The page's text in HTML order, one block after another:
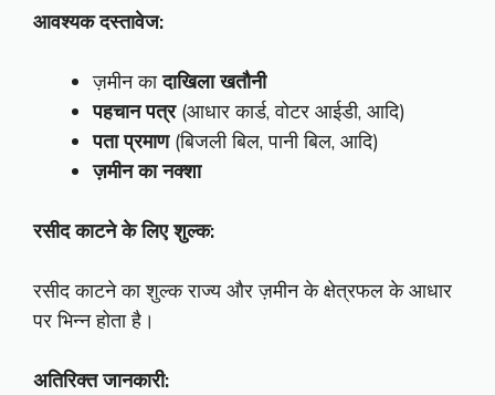
आवश्यक दस्तावेज:
ज़मीन कादाखिला खतौनी
पहचान पत्र(आधार कार्ड, वोटर आईडी, आदि)
पता प्रमाण(बिजली बिल, पानी बिल, आदि)
ज़मीन का नक्शा
रसीद काटने के लिए शुल्क:
रसीद काटने का शुल्क राज्य और ज़मीन के क्षेत्रफल के आधार
पर भिन्न होता है।
अतिरिक्त जानकारी: